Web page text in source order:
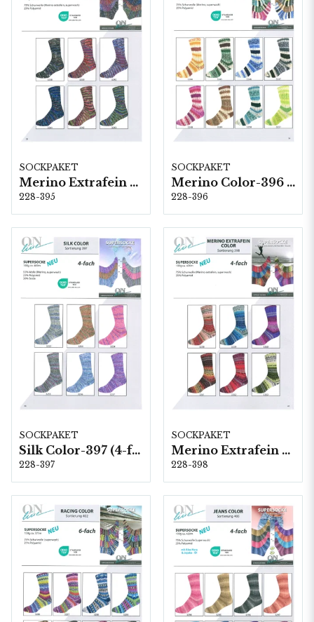
SOCKPAKET
Merino Extrafein Color-395 (4-fach) 6 x 1 kg
228-395
SOCKPAKET
Merino Color-396 (6-fach) 8 x 1,5 kg
228-396
SOCKPAKET
Silk Color-397 (4-fach) 6 x 1 kg
228-397
SOCKPAKET
Merino Extrafein Color-398 (4-fach) 6 x 1 kg
228-398